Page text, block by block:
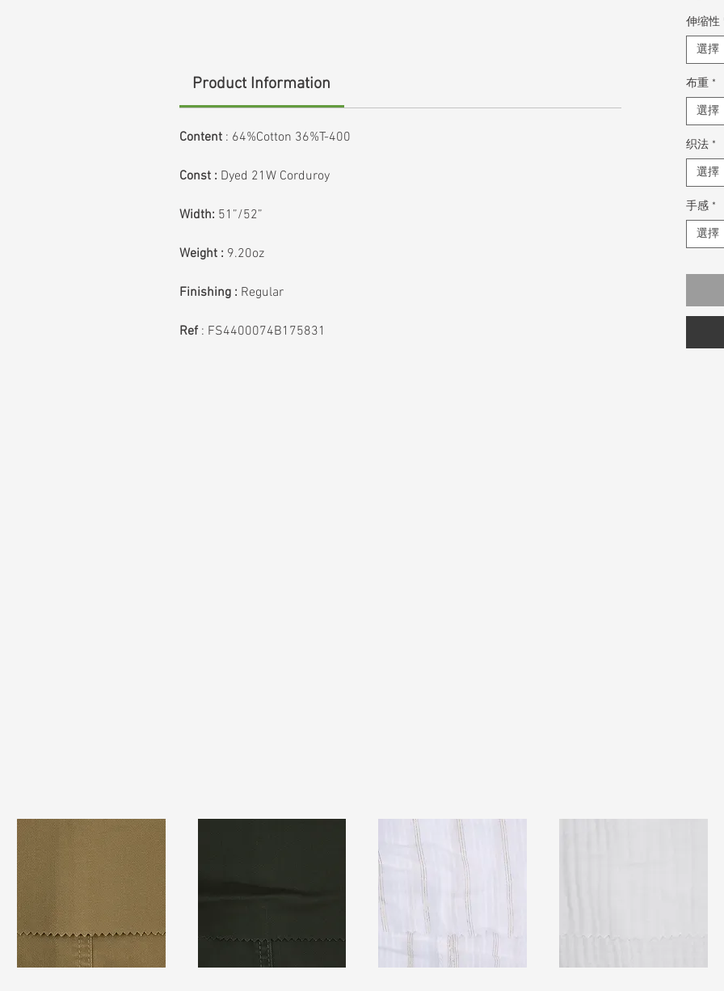
Product Information
Content : 64%Cotton 36%T-400
Const : Dyed 21W Corduroy
Width: 51”/52”
Weight : 9.20oz
Finishing : Regular
Ref : FS4400074B175831
伸缩性
選擇
布重 *
選擇
织法 *
選擇
手感 *
選擇